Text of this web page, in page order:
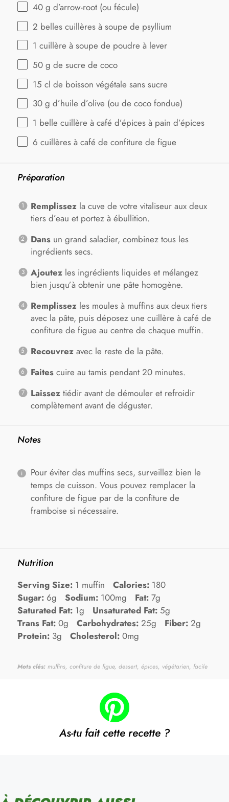
40 g d’arrow-root (ou fécule)
2 belles cuillères à soupe de psyllium
1 cuillère à soupe de poudre à lever
50 g de sucre de coco
15 cl de boisson végétale sans sucre
30 g d’huile d’olive (ou de coco fondue)
1 belle cuillère à café d’épices à pain d’épices
6 cuillères à café de confiture de figue
Préparation
Remplissezla cuve de votre vitaliseur aux deux
tiers d’eau et portez à ébullition.
Dansun grand saladier, combinez tous les
ingrédients secs.
Ajoutezles ingrédients liquides et mélangez
bien jusqu’à obtenir une pâte homogène.
Remplissezles moules à muffins aux deux tiers
avec la pâte, puis déposez une cuillère à café de
confiture de figue au centre de chaque muffin.
Recouvrezavec le reste de la pâte.
Faitescuire au tamis pendant 20 minutes.
Laisseztiédir avant de démouler et refroidir
complètement avant de déguster.
Notes
Pour éviter des muffins secs, surveillez bien le
temps de cuisson. Vous pouvez remplacer la
confiture de figue par de la confiture de
framboise si nécessaire.
Nutrition
Serving Size: 1 muffin Calories: 180
Sugar: 6g Sodium: 100mg Fat: 7g
Saturated Fat: 1g Unsaturated Fat: 5g
Trans Fat: 0g Carbohydrates: 25g Fiber: 2g
Protein: 3g Cholesterol: 0mg
Mots clés: muffins, confiture de figue, dessert, épices, végétarien, facile
As-tu fait cette recette ?